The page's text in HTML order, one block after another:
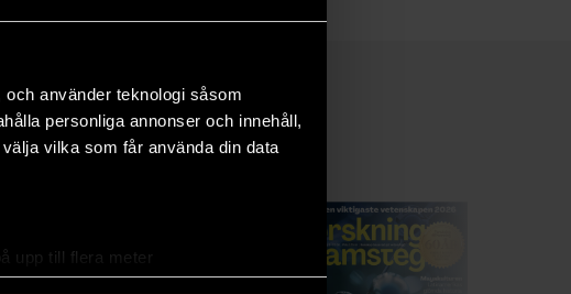
använder teknologi såsom
personliga annonser och innehåll,
vilka som får använda din data
upp till flera meter